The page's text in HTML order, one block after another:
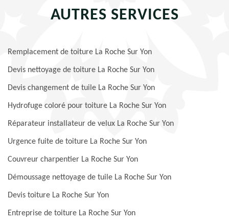
AUTRES SERVICES
Remplacement de toiture La Roche Sur Yon
Devis nettoyage de toiture La Roche Sur Yon
Devis changement de tuile La Roche Sur Yon
Hydrofuge coloré pour toiture La Roche Sur Yon
Réparateur installateur de velux La Roche Sur Yon
Urgence fuite de toiture La Roche Sur Yon
Couvreur charpentier La Roche Sur Yon
Démoussage nettoyage de tuile La Roche Sur Yon
Devis toiture La Roche Sur Yon
Entreprise de toiture La Roche Sur Yon